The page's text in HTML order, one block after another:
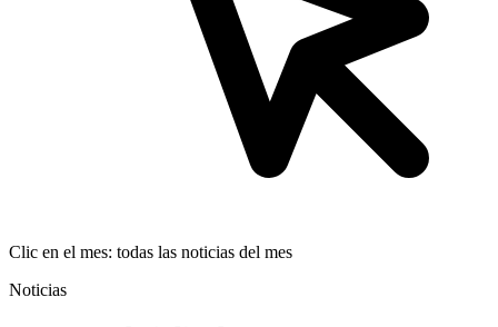
Clic en el mes: todas las noticias del mes
Noticias